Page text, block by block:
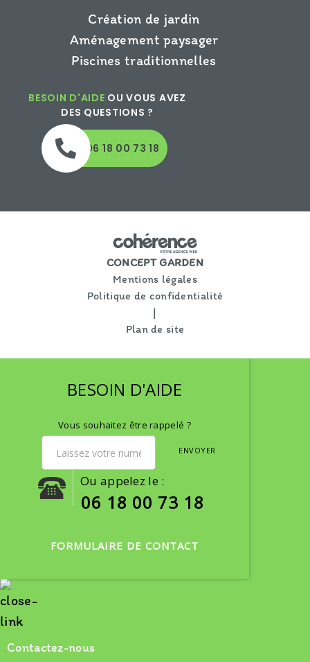
Création de jardin
Aménagement paysager
Piscines traditionnelles
BESOIN D'AIDE OU VOUS AVEZ
DES QUESTIONS ?
06 18 00 73 18
CONCEPT GARDEN
Mentions légales
Politique de confidentialité
|
Plan de site
BESOIN D'AIDE
Vous souhaitez être rappelé ?
ENVOYER
Ou appelez le :
06 18 00 73 18
FORMULAIRE DE CONTACT
Contactez-nous